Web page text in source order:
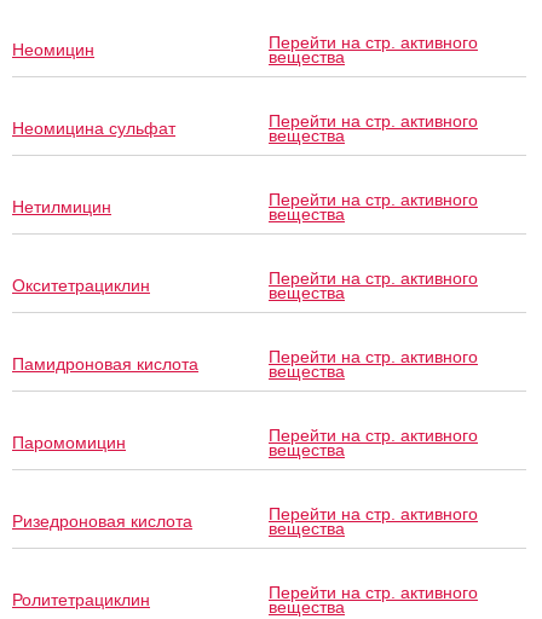
Неомицин Перейти на стр. активного
вещества
Неомицина сульфат Перейти на стр. активного
вещества
Нетилмицин Перейти на стр. активного
вещества
Окситетрациклин Перейти на стр. активного
вещества
Памидроновая кислота Перейти на стр. активного
вещества
Паромомицин Перейти на стр. активного
вещества
Ризедроновая кислота Перейти на стр. активного
вещества
Ролитетрациклин Перейти на стр. активного
вещества